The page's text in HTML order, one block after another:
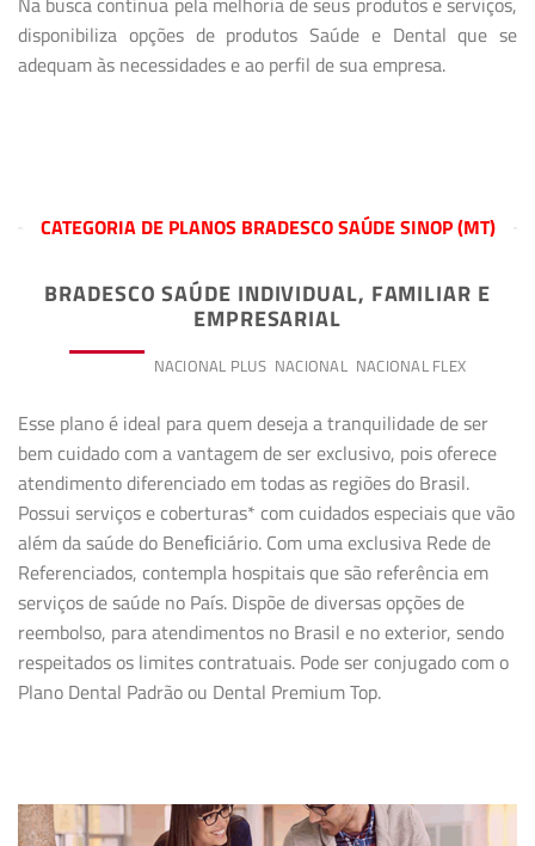
disponibiliza opções de produtos Saúde e Dental que se
adequam às necessidades e ao perfil de sua empresa.
CATEGORIA DE PLANOS BRADESCO SAÚDE SINOP (MT)
BRADESCO SAÚDE INDIVIDUAL, FAMILIAR E
EMPRESARIAL
NACIONAL PLUS NACIONAL NACIONAL FLEX
Esse plano é ideal para quem deseja a tranquilidade de ser
bem cuidado com a vantagem de ser exclusivo, pois oferece
atendimento diferenciado em todas as regiões do Brasil.
Possui serviços e coberturas* com cuidados especiais que vão
além da saúde do Beneﬁciário. Com uma exclusiva Rede de
Referenciados, contempla hospitais que são referência em
serviços de saúde no País. Dispõe de diversas opções de
reembolso, para atendimentos no Brasil e no exterior, sendo
respeitados os limites contratuais. Pode ser conjugado com o
Plano Dental Padrão ou Dental Premium Top.